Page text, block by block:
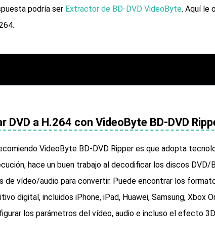
podría ser Extractor de BD-DVD VideoByte. Aquí le
DVD a H.264 con VideoByte BD-DVD
VideoByte BD-DVD Ripper es que adopta
hace un buen trabajo al decodificar los discos
de vídeo/audio para convertir. Puede encontrar los
digital, incluidos iPhone, iPad, Huawei, Samsung, Xbox
los parámetros del vídeo, audio e incluso el efecto